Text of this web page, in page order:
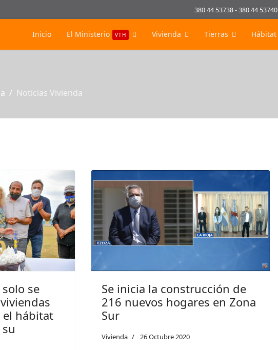
380 44 53738 - 380 44 53740
Inicio El Ministerio VTH Vivienda Tierras Hábitat
Noticias Vivienda
se
el hábitat
Se inicia la construcción de
216 nuevos hogares en Zona
Sur
Vivienda 26 Octubre 2020